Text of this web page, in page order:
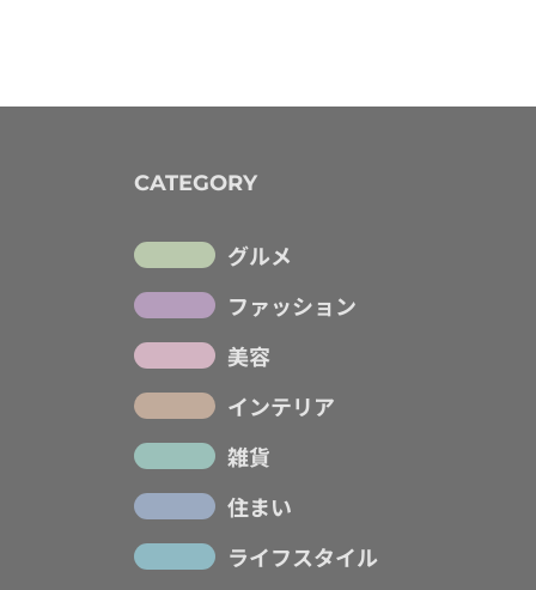
CATEGORY
グルメ
ファッション
美容
インテリア
雑貨
住まい
ライフスタイル